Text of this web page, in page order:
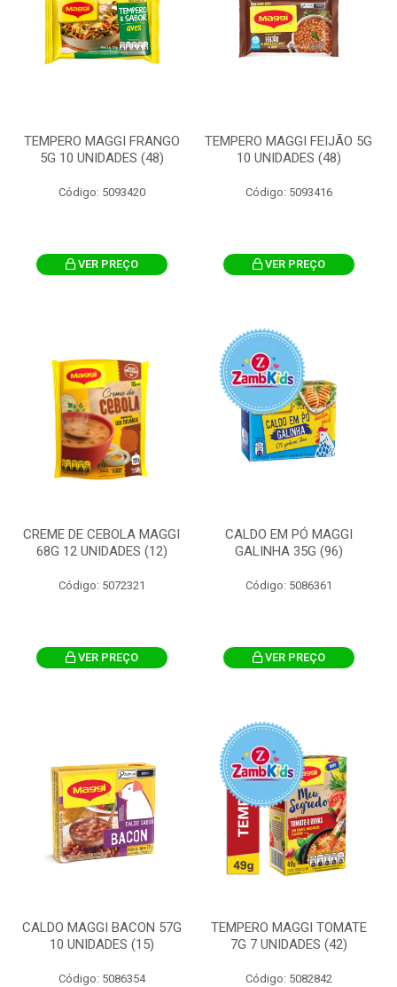
TEMPERO MAGGI FRANGO
5G 10 UNIDADES (48)
Código: 5093420
VER PREÇO
TEMPERO MAGGI FEIJÃO 5G
10 UNIDADES (48)
Código: 5093416
VER PREÇO
CREME DE CEBOLA MAGGI
68G 12 UNIDADES (12)
Código: 5072321
VER PREÇO
CALDO EM PÓ MAGGI
GALINHA 35G (96)
Código: 5086361
VER PREÇO
CALDO MAGGI BACON 57G
10 UNIDADES (15)
Código: 5086354
TEMPERO MAGGI TOMATE
7G 7 UNIDADES (42)
Código: 5082842